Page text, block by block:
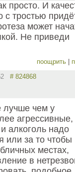
просто. И
с тростью
может
Не приведи
поощрить
# 824868
лучше чем у
агрессивные,
алкоголь надо
или за то чтобы
местах,
в